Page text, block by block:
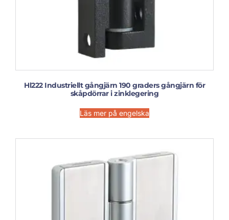
Hl222 Industriellt gångjärn 190 graders gångjärn för
skåpdörrar i zinklegering
Läs mer på engelska